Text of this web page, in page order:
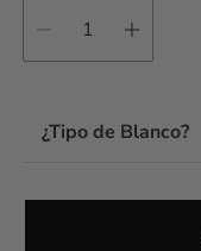
¿Tipo de Blanco?